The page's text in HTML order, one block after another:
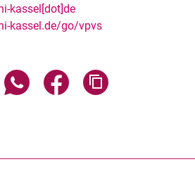
kassel[dot]de
kassel.de/go/vpvs
über E-Mail teilen
Seite über WhatsApp teilen
Seite über Facebook